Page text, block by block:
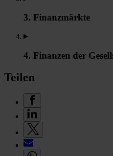
3. Finanzmärkte
4. Finanzen der
Teilen